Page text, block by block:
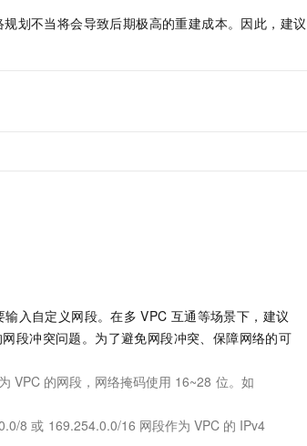
划不当将会导致后期极高的重建成本。因此，建议
输入自定义网段。在多 VPC 互通等场景下，建议
段冲突问题。为了避免网段冲突、保障网络的可
VPC 的网段，网络掩码使用 16~28 位。如
8 或 169.254.0.0/16 网段作为 VPC 的 IPv4
多种方案随心选，轻松解锁专属 DeepSeek 通过自然语言交互简化开发流程,全栈开发支持